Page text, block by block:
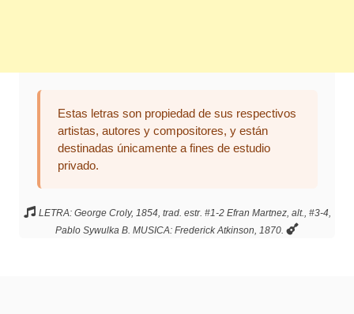
Estas letras son propiedad de sus respectivos
artistas, autores y compositores, y están
destinadas únicamente a fines de estudio
privado.
LETRA: George Croly, 1854, trad. estr. #1-2 Efran Martnez, alt., #3-4,
Pablo Sywulka B. MUSICA: Frederick Atkinson, 1870.